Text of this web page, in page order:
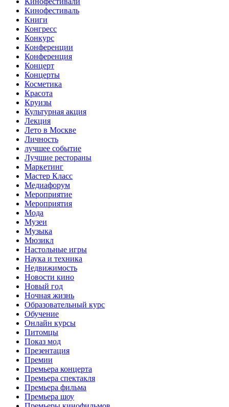
Кинофестиваль
Книги
Конгресс
Конкурс
Конференции
Конференция
Концерт
Концерты
Косметика
Красота
Круизы
Культурная акция
Лекция
Лето в Москве
Личность
лучшее событие
Лучшие рестораны
Маркетинг
Мастер Класс
Медиафорум
Мероприятие
Мероприятия
Мода
Музеи
Музыка
Мюзикл
Настольные игры
Наука и техника
Недвижимость
Новости кино
Новый год
Ночная жизнь
Образовательный курс
Обучение
Онлайн курсы
Питомцы
Показ мод
Презентация
Премии
Премьера концерта
Премьера спектакля
Премьера фильма
Премьера шоу